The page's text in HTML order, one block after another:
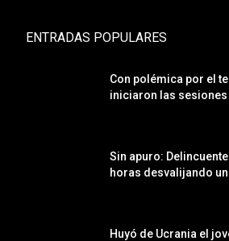
ENTRADAS POPULARES
Con polémica por el
iniciaron las
Sin apuro:
horas desvalijando
Huyó de Ucrania el